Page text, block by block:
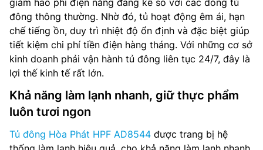
đông thông thường. Nhờ đó, tủ hoạt động êm ái, hạn
chế tiếng ồn, duy trì nhiệt độ ổn định và đặc biệt giúp
tiết kiệm chi phí tiền điện hàng tháng. Với những cơ sở
kinh doanh phải vận hành tủ đông liên tục 24/7, đây là
lợi thế kinh tế rất lớn.
Khả năng làm lạnh nhanh, giữ thực phẩm
luôn tươi ngon
Tủ đông Hòa Phát HPF AD8544 được trang bị hệ